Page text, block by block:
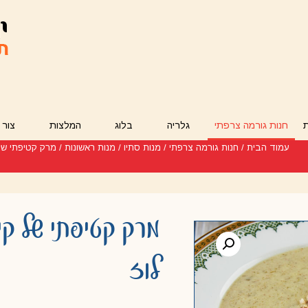
חנות גורמה צרפתי גלריה בלוג המלצות
עמוד הבית/ חנות גורמה צרפתי/ מנות סתיו/ מנות ראשונות/ מרק קטיפתי
מרק קטיפתי של
לוז